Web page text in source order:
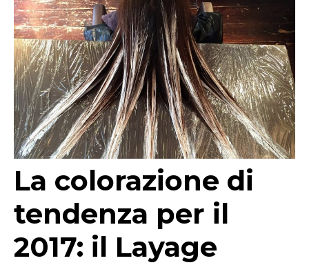
La colorazione di
tendenza per il
2017: il Layage